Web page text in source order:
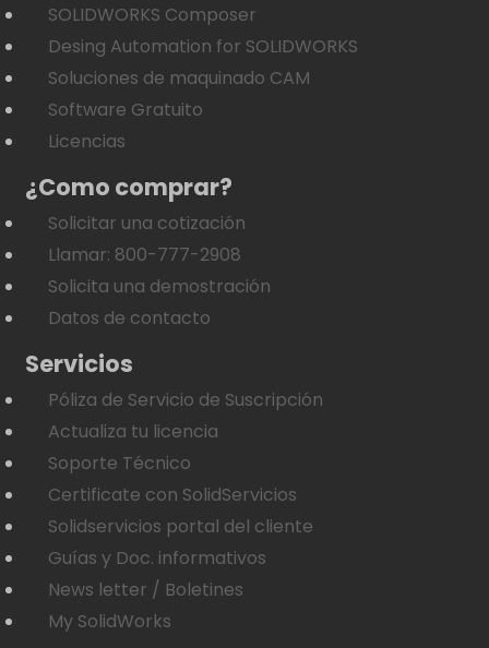
SOLIDWORKS Composer
Desing Automation for SOLIDWORKS
Soluciones de maquinado CAM
Software Gratuito
Licencias
¿Como comprar?
Solicitar una cotización
Llamar: 800-777-2908
Solicita una demostración
Datos de contacto
Servicios
Póliza de Servicio de Suscripción
Actualiza tu licencia
Soporte Técnico
Certificate con SolidServicios
Solidservicios portal del cliente
Guías y Doc. informativos
News letter / Boletines
My SolidWorks